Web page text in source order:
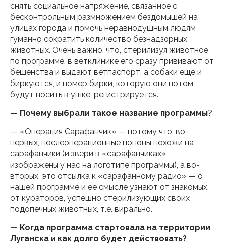
снять социальное напряжение, связанное с
бесконтрольным размножением бездомышей на
улицах города и помочь неравнодушным людям
гуманно сократить количество безнадзорных
животных. Очень важно, что, стерилизуя животное
по программе, в ветклинике его сразу прививают от
бешенства и выдают ветпаспорт, а собаки еще и
биркуются, и номер бирки, которую они потом
будут носить в ушке, регистрируется.
— Почему выбрали такое название программы?
— «Операция Сарафанчик» — потому что, во-
первых, послеоперационные попоны похожи на
сарафанчики (и звери в «сарафанчиках»
изображены у нас на логотипе программы), а во-
вторых, это отсылка к «сарафанному радио» — о
нашей программе и ее смысле узнают от знакомых,
от кураторов, успешно стерилизующих своих
подопечных животных, т.е. вирально.
— Когда программа стартовала на территории
Луганска и как долго будет действовать?